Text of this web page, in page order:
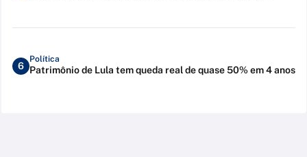
6
Política
Patrimônio de Lula tem queda real de quase 50% em 4 anos